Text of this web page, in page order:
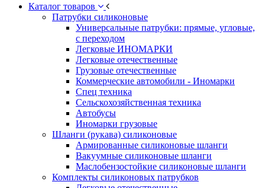
Каталог товаров
Патрубки силиконовые
Универсальные патрубки: прямые, угловые,
с переходом
Легковые ИНОМАРКИ
Легковые отечественные
Грузовые отечественные
Коммерческие автомобили - Иномарки
Спец техника
Сельскохозяйственная техника
Автобусы
Иномарки грузовые
Шланги (рукава) силиконовые
Армированные силиконовые шланги
Вакуумные силиконовые шланги
Маслобензостойкие силиконовые шланги
Комплекты силиконовых патрубков